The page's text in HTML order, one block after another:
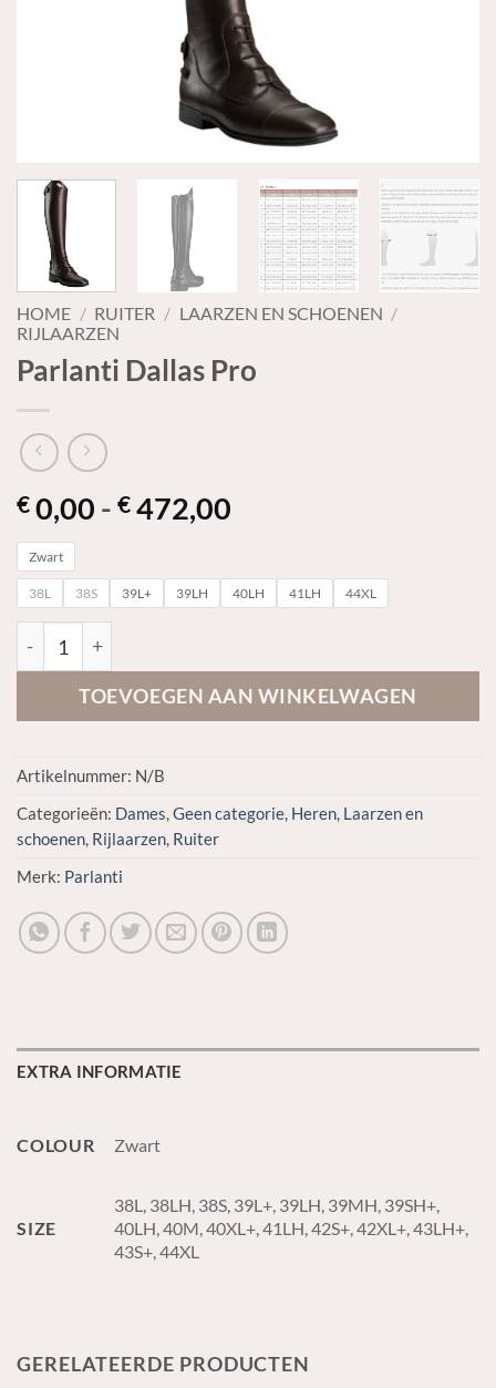
HOME / RUITER / LAARZEN EN SCHOENEN /
RIJLAARZEN
Parlanti Dallas Pro
€ 0,00 - € 472,00
€ 472,00
Zwart
38L 38S 39L+ 39LH 40LH 41LH 44XL
TOEVOEGEN AAN WINKELWAGEN
Artikelnummer: N/B
Categorieën: Dames,Geen categorie, Heren, Laarzen en
schoenen, Rijlaarzen, Ruiter
Merk: Parlanti
EXTRA INFORMATIE
COLOUR Zwart
SIZE
38L, 38LH, 38S, 39L+, 39LH, 39MH, 39SH+,
40LH, 40M, 40XL+, 41LH, 42S+, 42XL+, 43LH+,
43S+, 44XL
GERELATEERDE PRODUCTEN